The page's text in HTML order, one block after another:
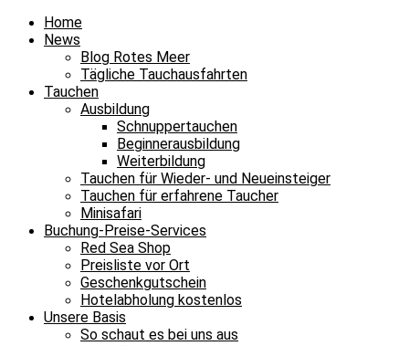
Home
News
Blog Rotes Meer
Tägliche Tauchausfahrten
Tauchen
Ausbildung
Schnuppertauchen
Beginnerausbildung
Weiterbildung
Tauchen für Wieder- und Neueinsteiger
Tauchen für erfahrene Taucher
Minisafari
Buchung-Preise-Services
Red Sea Shop
Preisliste vor Ort
Geschenkgutschein
Hotelabholung kostenlos
Unsere Basis
So schaut es bei uns aus